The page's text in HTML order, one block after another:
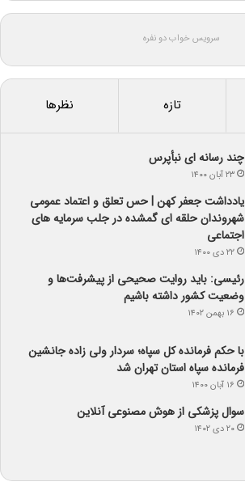
سرویس خواب دو نفره
تازه نظرها
چند رسانه ای نبأپرس
۲۳ آبان ۱۴۰۰
یادداشت جعفر کهن | حس تعلق و اعتماد عمومی
شهروندان حلقه ای گمشده در جلب سرمایه های
اجتماعی
۲۲ دی ۱۴۰۰
رئیسی: باید روایت صحیحی از پیشرفت‌ها و
وضعیت کشور داشته باشیم
۱۶ بهمن ۱۴۰۲
با حکم فرمانده کل سپاه؛ سردار ولی زاده جانشین
فرمانده سپاه استان تهران شد
۱۶ آبان ۱۴۰۰
سوال پزشکی از هوش مصنوعی آنلاین
۲۰ دی ۱۴۰۲